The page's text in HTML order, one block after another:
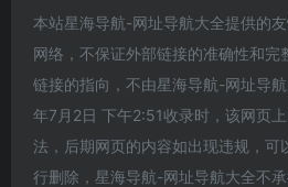
本站星海导航-网址导航大全提供的
网络，不保证外部链接的准确性和完
链接的指向，不由星海导航-网址导
年7月2日 下午2:51收录时，该网页
法，后期网页的内容如出现违规，可
行删除，星海导航-网址导航大全不承